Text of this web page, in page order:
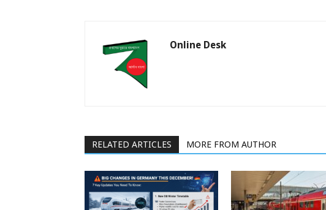
Online Desk
RELATED ARTICLES MORE FROM AUTHOR